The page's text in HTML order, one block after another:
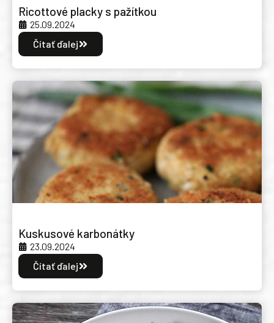
Ricottové placky s pažítkou
25.09.2024
Čítať ďalej
Kuskusové karbonátky
23.09.2024
Čítať ďalej